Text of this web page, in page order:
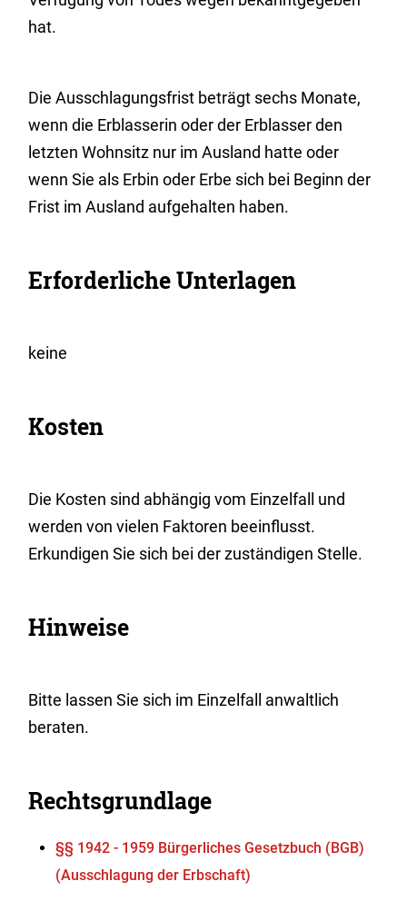
hat.
Die Ausschlagungsfrist beträgt sechs Monate,
wenn die Erblasserin oder der Erblasser den
letzten Wohnsitz nur im Ausland hatte oder
wenn Sie als Erbin oder Erbe sich bei Beginn der
Frist im Ausland aufgehalten haben.
Erforderliche Unterlagen
keine
Kosten
Die Kosten sind abhängig vom Einzelfall und
werden von vielen Faktoren beeinflusst.
Erkundigen Sie sich bei der zuständigen Stelle.
Hinweise
Bitte lassen Sie sich im Einzelfall anwaltlich
beraten.
Rechtsgrundlage
§§ 1942 - 1959 Bürgerliches Gesetzbuch (BGB)
(Ausschlagung der Erbschaft)